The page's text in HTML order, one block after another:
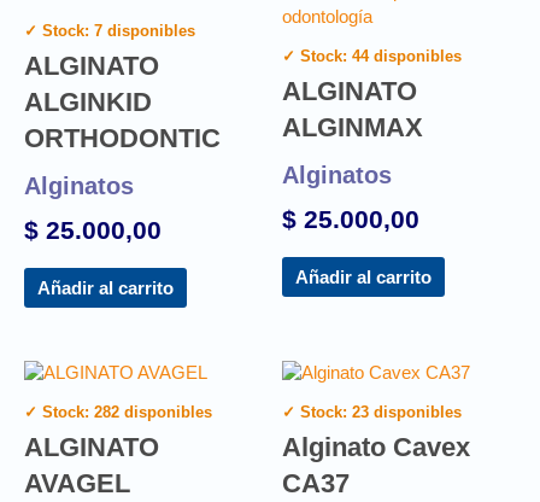
✓ Stock: 7 disponibles
ALGINATO
ALGINKID
ORTHODONTIC
Alginatos
$ 25.000,00
Añadir al carrito
✓ Stock: 44 disponibles
ALGINATO
ALGINMAX
Alginatos
$ 25.000,00
Añadir al carrito
✓ Stock: 282 disponibles
ALGINATO
AVAGEL
✓ Stock: 23 disponibles
Alginato Cavex
CA37